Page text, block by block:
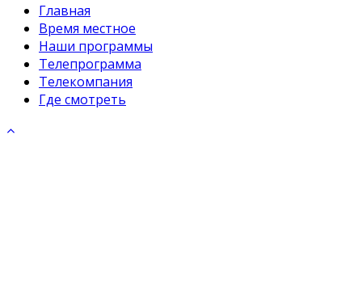
Главная
Время местное
Наши программы
Телепрограмма
Телекомпания
Где смотреть